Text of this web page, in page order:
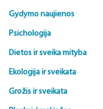
Gydymo naujienos
Psichologija
Dietos ir sveika mityba
Ekologija ir sveikata
Grožis ir sveikata